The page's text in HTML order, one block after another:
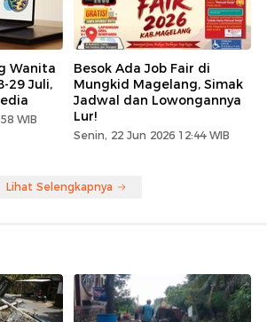
Wanita
29 Juli,
WIB
Besok Ada Job Fair di
Mungkid Magelang, Simak
Jadwal dan Lowongannya
Lur!
Senin, 22 Jun 2026 12:44 WIB
Lihat Selengkapnya